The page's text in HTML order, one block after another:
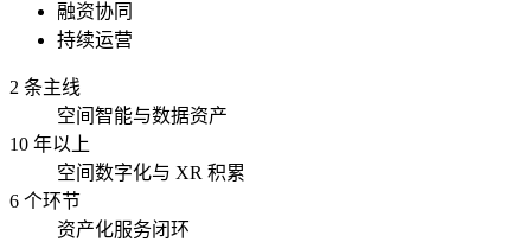
融资协同
持续运营
2 条主线
空间智能与数据资产
10 年以上
空间数字化与 XR 积累
6 个环节
资产化服务闭环